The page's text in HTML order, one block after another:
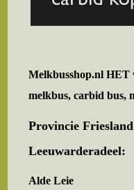
Melkbusshop.nl
melkbus, carbid bus,
Provincie
Leeuwarderadeel:
Alde Leie